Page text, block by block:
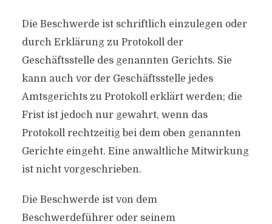
Die Beschwerde ist schriftlich einzulegen oder
durch Erklärung zu Protokoll der
Geschäftsstelle des genannten Gerichts. Sie
kann auch vor der Geschäftsstelle jedes
Amtsgerichts zu Protokoll erklärt werden; die
Frist ist jedoch nur gewahrt, wenn das
Protokoll rechtzeitig bei dem oben genannten
Gerichte eingeht. Eine anwaltliche Mitwirkung
ist nicht vorgeschrieben.
Die Beschwerde ist von dem
Beschwerdeführer oder seinem